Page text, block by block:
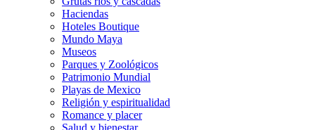
Haciendas
Hoteles Boutique
Mundo Maya
Museos
Parques y Zoológicos
Patrimonio Mundial
Playas de Mexico
Religión y espiritualidad
Romance y placer
Salud y bienestar